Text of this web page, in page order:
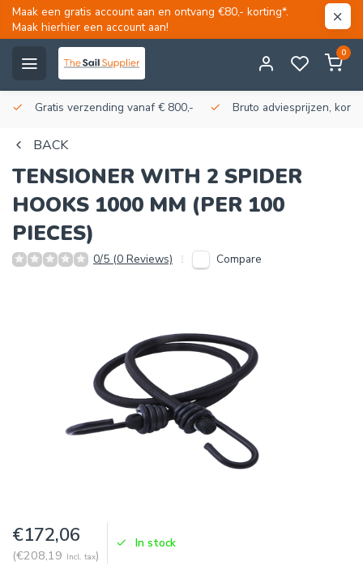
Maak een gratis account aan en ontvang €80,- korting*.
Maak hierhier een account aan!
0
Gratis verzending vanaf € 800,- Bruto adviesprijzen,
BACK
TENSIONER WITH 2 SPIDER
HOOKS 1000 MM (PER 100
PIECES)
0/5 (0 Reviews) Compare
€172,06
(€208,19 Incl. tax)
In stock